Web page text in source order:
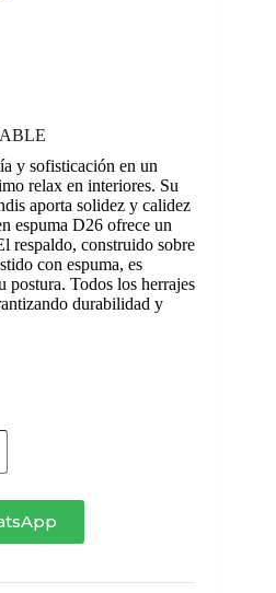
y sofisticación en un
relax en interiores. Su
aporta solidez y calidez
espuma D26 ofrece un
respaldo, construido sobre
con espuma, es
postura. Todos los herrajes
durabilidad y